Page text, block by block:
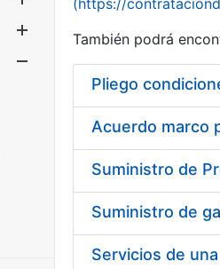
Erakutsi/Ezkutatu
Erakutsi/Ezkutatu
(https://
También podrá
Pliego
Acuerdo marco